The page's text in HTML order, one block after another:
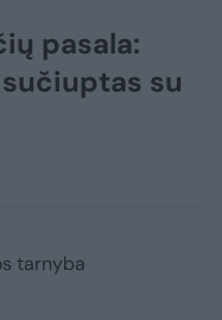
pasala:
su
tarnyba